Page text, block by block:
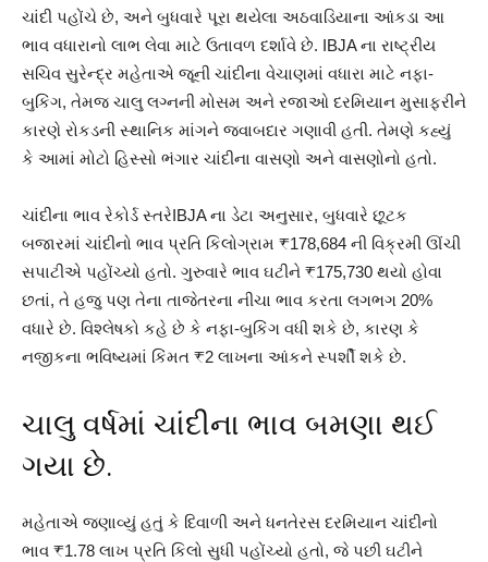
ચાંદી પહોંચે છે, અને બુધવારે પૂરા થયેલા અઠવાડિયાના આંકડા આ
ભાવ વધારાનો લાભ લેવા માટે ઉતાવળ દર્શાવે છે. IBJA ના રાષ્ટ્રીય
સચિવ સુરેન્દ્ર મહેતાએ જૂની ચાંદીના વેચાણમાં વધારા માટે નફા-
બુકિંગ, તેમજ ચાલુ લગ્નની મોસમ અને રજાઓ દરમિયાન મુસાફરીને
કારણે રોકડની સ્થાનિક માંગને જવાબદાર ગણાવી હતી. તેમણે કહ્યું
કે આમાં મોટો હિસ્સો ભંગાર ચાંદીના વાસણો અને વાસણોનો હતો.
ચાંદીના ભાવ રેકોર્ડ સ્તરેIBJA ના ડેટા અનુસાર, બુધવારે છૂટક
બજારમાં ચાંદીનો ભાવ પ્રતિ કિલોગ્રામ ₹178,684 ની વિક્રમી ઊંચી
સપાટીએ પહોંચ્યો હતો. ગુરુવારે ભાવ ઘટીને ₹175,730 થયો હોવા
છતાં, તે હજુ પણ તેના તાજેતરના નીચા ભાવ કરતા લગભગ 20%
વધારે છે. વિશ્લેષકો કહે છે કે નફા-બુકિંગ વધી શકે છે, કારણ કે
નજીકના ભવિષ્યમાં કિંમત ₹2 લાખના આંકને સ્પર્શી શકે છે.
ચાલુ વર્ષમાં ચાંદીના ભાવ બમણા થઈ
ગયા છે.
મહેતાએ જણાવ્યું હતું કે દિવાળી અને ધનતેરસ દરમિયાન ચાંદીનો
ભાવ ₹1.78 લાખ પ્રતિ કિલો સુધી પહોંચ્યો હતો, જે પછી ઘટીને